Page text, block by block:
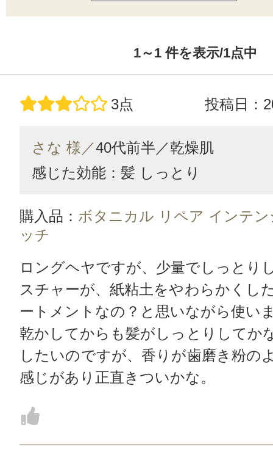
1～1件を表示/1点中
3点 投稿日：
さな 様／40代前半／乾燥肌
感じた効能：髪 しっとり
購入品： ボタニカル リペア インテ
ッチ
ロングヘヤですが、少量でしっとり
スチャーが、紙粘土をやわらかくし
ートメントなの？と思いながら使い
乾かしてからも髪がしっとりしてか
したいのですが、香りが歯磨き粉の
感じがあり正直きついかな。